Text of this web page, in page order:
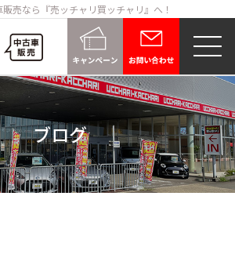
売なら『売ッチャリ買ッチャリ』へ！
ブログ